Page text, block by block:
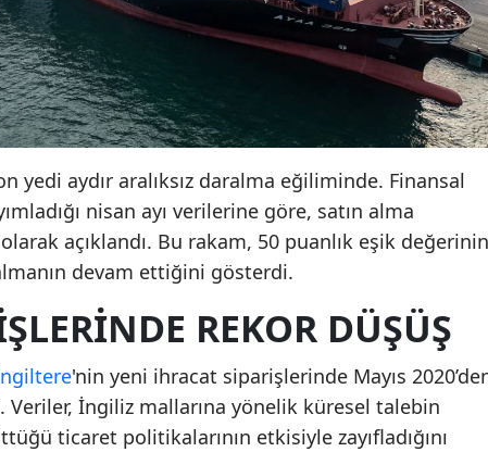
yedi aydır aralıksız daralma eğiliminde. Finansal
nisan ayı verilerine göre, satın alma
açıklandı. Bu rakam, 50 puanlık eşik değerinin
devam ettiğini gösterdi.
REKOR DÜŞÜŞ
'nin yeni ihracat siparişlerinde Mayıs
Veriler, İngiliz mallarına yönelik küresel talebin
ticaret politikalarının etkisiyle zayıfladığını